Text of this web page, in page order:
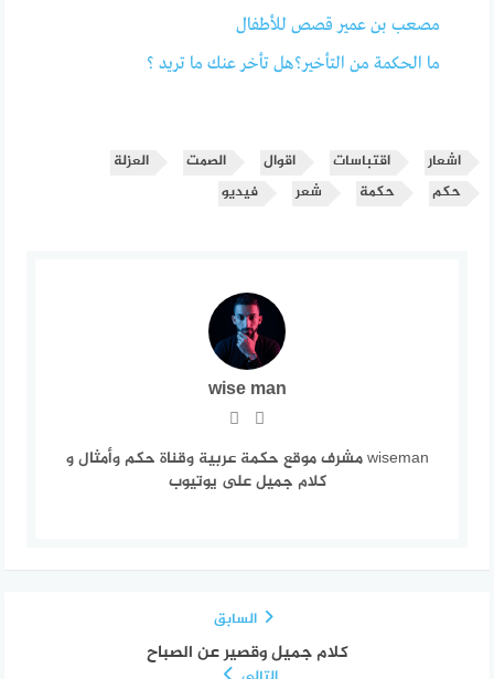
مصعب بن عمير قصص للأطفال
ما الحكمة من التأخير؟هل تأخر عنك ما تريد ؟
اشعار اقتباسات اقوال الصمت
العزلة
حكم
حكمة شعر فيديو
wise man
wiseman مشرف موقع حكمة عربية وقناة حكم وأمثال و
كلام جميل على يوتيوب
السابق
كلام جميل وقصير عن الصباح